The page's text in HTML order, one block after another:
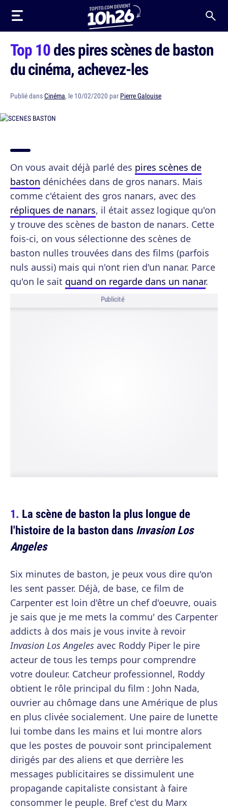
Top 10des pires scènes de baston
du cinéma, achevez-les
Publié dansCinéma, le 10/02/2020 par Pierre Galouise
On vous avait déjà parlé des pires scènes de
baston dénichées dans de gros nanars. Mais
comme c'étaient des gros nanars, avec des
répliques de nanars, il était assez logique qu'on
y trouve des scènes de baston de nanars. Cette
fois-ci, on vous sélectionne des scènes de
baston nulles trouvées dans des films (parfois
nuls aussi) mais qui n'ont rien d'un nanar. Parce
qu'on le sait quand on regarde dans un nanar.
Publicité
La scène de baston la plus longue de
l'histoire de la baston dansInvasion Los
Angeles
Six minutes de baston, je peux vous dire qu'on
les sent passer. Déjà, de base, ce film de
Carpenter est loin d'être un chef d'oeuvre, ouais
je sais que je me mets la commu' des Carpenter
addicts à dos mais je vous invite à revoir
Invasion Los Angeles avec Roddy Piper le pire
acteur de tous les temps pour comprendre
votre douleur. Catcheur professionnel, Roddy
obtient le rôle principal du film : John Nada,
ouvrier au chômage dans une Amérique de plus
en plus clivée socialement. Une paire de lunette
lui tombe dans les mains et lui montre alors
que les postes de pouvoir sont principalement
dirigés par des aliens et que derrière les
messages publicitaires se dissimulent une
propagande capitaliste consistant à faire
consommer le peuple. Bref c'est du Marx